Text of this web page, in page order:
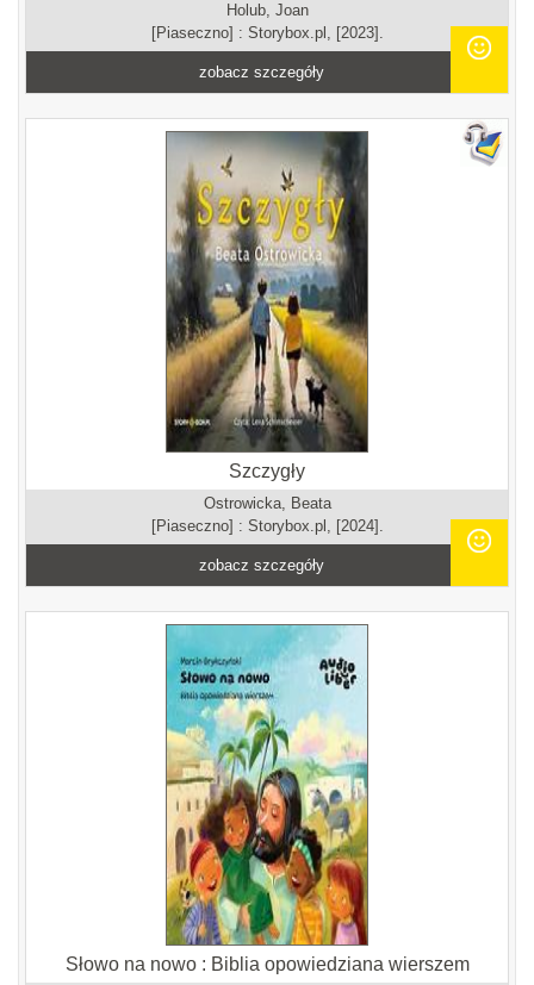
Holub, Joan
[Piaseczno] : Storybox.pl, [2023].
zobacz szczegóły
Szczygły
Ostrowicka, Beata
[Piaseczno] : Storybox.pl, [2024].
zobacz szczegóły
Słowo na nowo : Biblia opowiedziana wierszem